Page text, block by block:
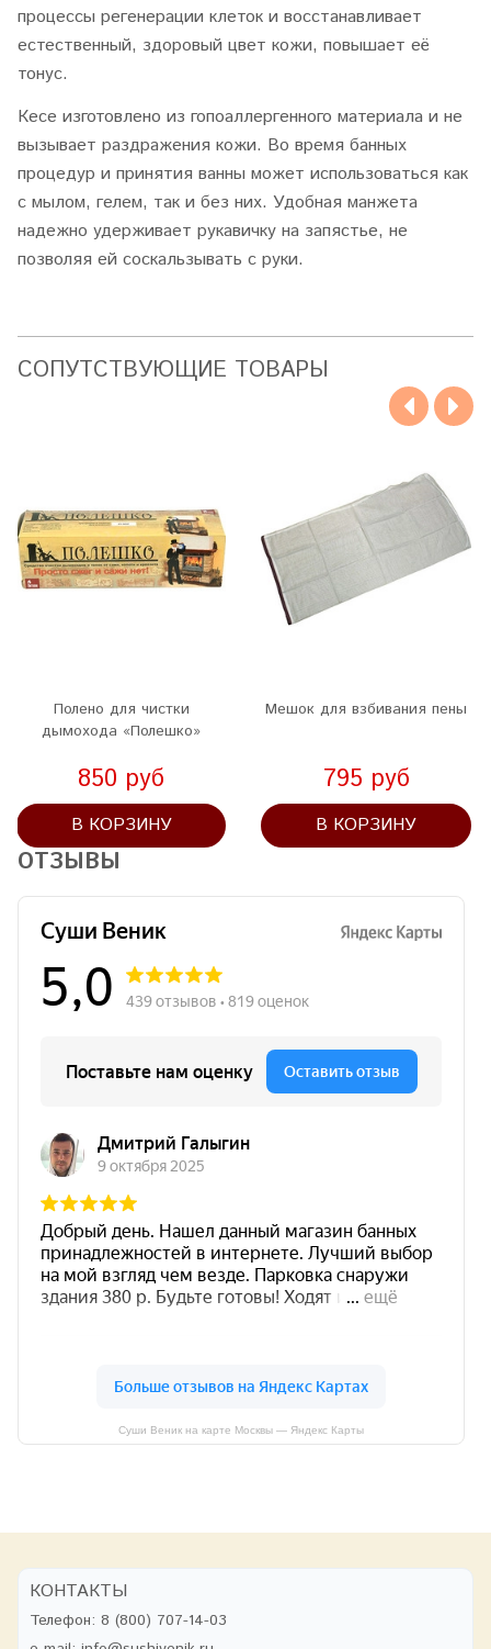
процессы регенерации клеток и восстанавливает
естественный, здоровый цвет кожи, повышает её
тонус.
Кесе изготовлено из гопоаллергенного материала и не
вызывает раздражения кожи. Во время банных
процедур и принятия ванны может использоваться как
с мылом, гелем, так и без них. Удобная манжета
надежно удерживает рукавичку на запястье, не
позволяя ей соскальзывать с руки.
CОПУТСТВУЮЩИЕ ТОВАРЫ
Полено для чистки
дымохода «Полешко»
850 руб
В КОРЗИНУ
Мешок для взбивания пены
795 руб
В КОРЗИНУ
ОТЗЫВЫ
Суши Веник на карте Москвы — Яндекс Карты
КОНТАКТЫ
Телефон: 8 (800) 707-14-03